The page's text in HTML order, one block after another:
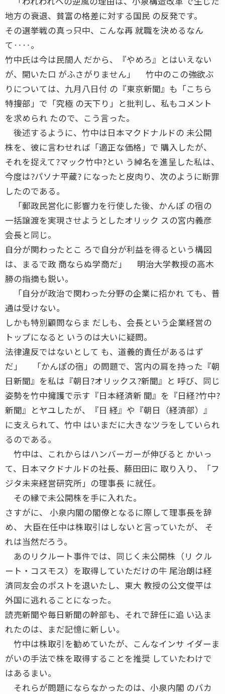
地方の衰退、貧富の格差に対する国民 の反発です。
その選挙戦の真っ只中、こんな再 就職を決めるなん
て‥‥。
竹中氏は今は民間人 だから、『やめろ』とはいえない
が、開いた口 がふさがりません」 竹中のこの強欲ぶ
りについては、九月八日付 の『東京新聞』も「こちら
特捜部」で「究極 の天下り」と批判し、私もコメント
を求められ たので、こう言った。
後述するように、竹中は日本マクドナルドの 未公開
株を、彼に言わせれば「適正な価格」で 購入したが、
それを捉えて?マック竹中?とい う綽名を進呈した私は、
今度は?パソナ平蔵? になったと皮肉り、次のように断罪
したのである。
「郵政民営化に影響力を行使した後、かんぽ の宿の
一括譲渡を実現させようとしたオリック スの宮内義彦
会長と同じ。
自分が関わったとこ ろで自分が利益を得るという構図
は、まるで政 商ならぬ学商だ」 明治大学教授の高木
勝の指摘も鋭い。
「自分が政治で関わった分野の企業に招かれ ても、普
通は受けない。
しかも特別顧問ならま だしも、会長という企業経営の
トップになると いうのは大いに疑問。
法律違反ではないとして も、道義的責任があるはず
だ」 「かんぽの宿」の問題で、宮内の肩を持った『朝
日新聞』を私は『朝日?オリックス?新聞』と 呼び、同じ
姿勢を竹中擁護で示す『日本経済新 聞』を『日経?竹中?
新聞』とヤユしたが、『日 経』や『朝日（経済部）』
に支えられて、竹中 はいまだに大きなツラをしていられ
るのである。
竹中は、これからはハンバーガーが伸びると かいっ
て、日本マクドナルドの社長、藤田田に 取り入り、「フ
ジタ未来経営研究所」の理事長 に就任。
その縁で未公開株を手に入れた。
さすがに、 小泉内閣の閣僚となるに際して理事長を辞
め、 大臣在任中は株取引はしないと言っていたが、 そ
れは当然だろう。
あのリクルート事件では、同じく未公開株（リ クル
ート・コスモス）を取得していただけの牛 尾治朗は経
済同友会のポストを退いたし、東大 教授の公文俊平は
外国に逃れることになった。
読売新聞や毎日新聞の幹部も、それで辞任に追 い込ま
れたのは、まだ記憶に新しい。
竹中は株取引を勧めていたが、こんなインサ イダーま
がいの手法で株を取得することを推奨 していたわけで
はあるまい。
それらが問題にならなかったのは、小泉内閣 のバカ